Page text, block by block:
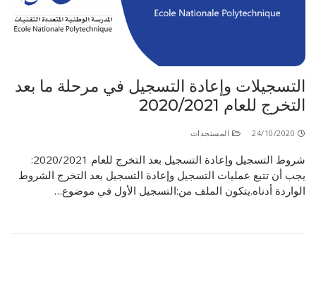
الأقــســــام الـتـحــضـيـريـــة
البرنامج الدراسي
عروض التكوين
التربصات
الشهادات
ميثاق الأداب والأخلاقيات الجامعية
التسجيلات وإعادة التسجيل في مرحلة ما بعد
التخرج للعام 2020/2021
24/10/2020 المستجدات
شروط التسجيل وإعادة التسجيل بعد التخرج للعام 2020/2021:
يجب أن تتبع عمليات التسجيل وإعادة التسجيل بعد التخرج الشروط
الواردة أدناه.يتكون الملف من:التسجيل الأول في موضوع…